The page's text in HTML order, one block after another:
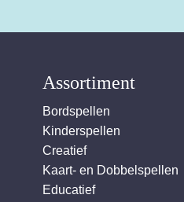
Assortiment
Bordspellen
Kinderspellen
Creatief
Kaart- en Dobbelspellen
Educatief